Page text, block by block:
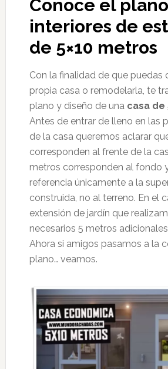
Conoce el
interiores de
de 5×10 metros
Con la finalidad de que puedas
propia casa o remodelarla, te
plano y diseño de una casa de
Antes de entrar de lleno en las
de la casa queremos aclarar
corresponden al frente de la
metros corresponden al fondo
referencia únicamente a la
construida, no al terreno. En el
extensión de jardín que
necesarios 5 metros
Ahora si amigos pasamos a la
plano… veamos.